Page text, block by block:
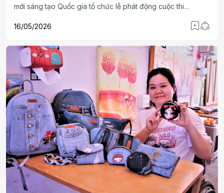
mới sáng tạo Quốc gia tổ chức lễ phát động cuộc thi
Đà Nẵng, tiếp tục mở rộng chuỗi roadshow toàn quốc nhằm
tạo trong học sinh phổ thông.
16/05/2026